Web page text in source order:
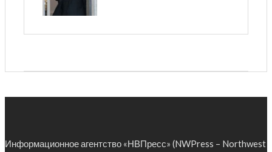
Информационное агентство «НВПресс» (NWPress – Northwest